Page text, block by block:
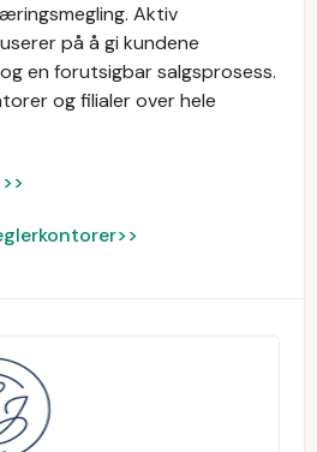
Aktiv
på å gi kundene
en forutsigbar salgsprosess.
og filialer over hele